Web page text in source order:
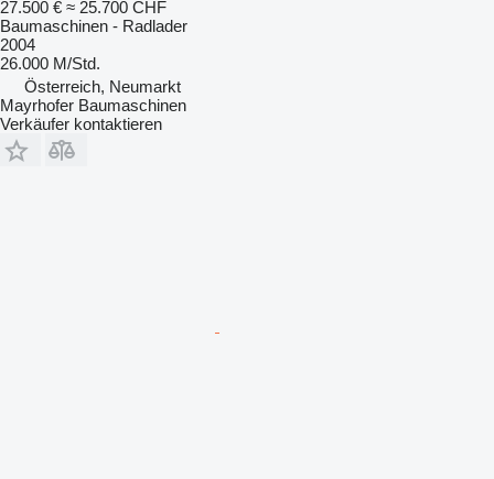
27.500 € ≈ 25.700 CHF
Baumaschinen - Radlader
2004
26.000 M/Std.
Österreich, Neumarkt
Mayrhofer Baumaschinen
Verkäufer kontaktieren